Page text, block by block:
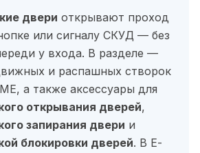
двери открывают проход
или сигналу СКУД — без
у входа. В разделе —
и распашных створок
а также аксессуары для
открывания дверей,
запирания двери и
блокировки дверей. В Е-